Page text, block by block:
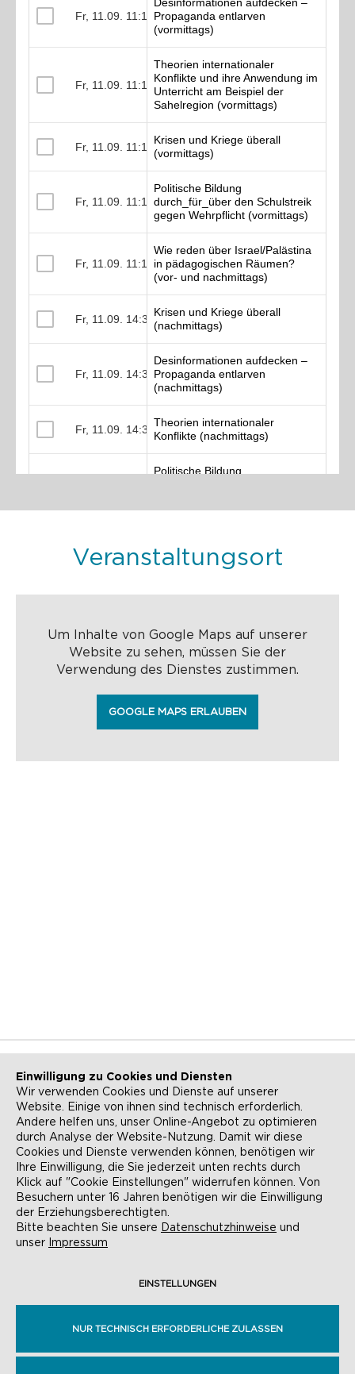
Veranstaltungsort
Um Inhalte von Google Maps auf unserer
Website zu sehen, müssen Sie der
Verwendung des Dienstes zustimmen.
GOOGLE MAPS ERLAUBEN
NEWSLETTER KONTAKT
ANFAHRT BARRIEREFREIHEIT
SUCHE AGB
DATENSCHUTZ
COOKIE-EINSTELLUNGEN
© EVANGELISCHE AKADEMIE FRANKFURT,
Einwilligung zu Cookies und Diensten
Wir verwenden Cookies und Dienste auf unserer
Website. Einige von ihnen sind technisch erforderlich.
Andere helfen uns, unser Online-Angebot zu optimieren
durch Analyse der Website-Nutzung. Damit wir diese
Cookies und Dienste verwenden können, benötigen wir
Ihre Einwilligung, die Sie jederzeit unten rechts durch
Klick auf "Cookie Einstellungen" widerrufen können. Von
Besuchern unter 16 Jahren benötigen wir die Einwilligung
der Erziehungsberechtigten.
Bitte beachten Sie unsere Datenschutzhinweise und
unser Impressum
EINSTELLUNGEN
NUR TECHNISCH ERFORDERLICHE ZULASSEN